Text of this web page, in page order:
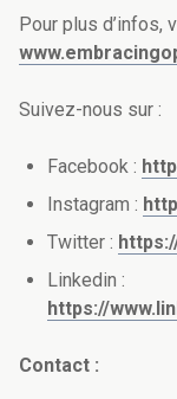
Pour plus d’infos,
Suivez-nous sur :
Facebook :
Instagram :
Twitter :
Linkedin :
https://
Contact :